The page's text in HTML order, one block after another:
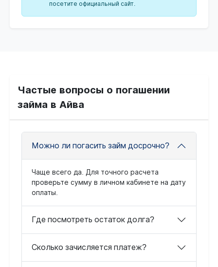
посетите официальный сайт.
Частые вопросы о погашении
займа в Айва
Можно ли погасить займ досрочно?
Чаще всего да. Для точного расчета
проверьте сумму в личном кабинете на дату
оплаты.
Где посмотреть остаток долга?
Сколько зачисляется платеж?